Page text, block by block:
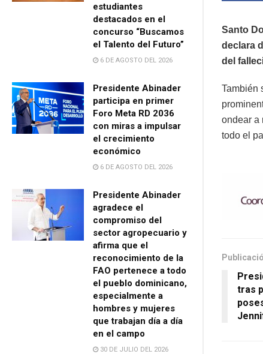
estudiantes
destacados en el
concurso “Buscamos
el Talento del Futuro”
6 DE AGOSTO DEL 2026
Presidente Abinader
participa en primer
Foro Meta RD 2036
con miras a impulsar
el crecimiento
económico
6 DE AGOSTO DEL 2026
Presidente Abinader
agradece el
compromiso del
sector agropecuario y
afirma que el
reconocimiento de la
FAO pertenece a todo
el pueblo dominicano,
especialmente a
hombres y mujeres
que trabajan día a día
en el campo
30 DE JULIO DEL 2026
Santo
declara
del
También
ondear a
todo el
tras